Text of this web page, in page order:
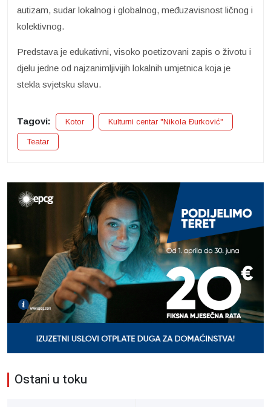
autizam, sudar lokalnog i globalnog, međuzavisnost ličnog i
kolektivnog.
Predstava je edukativni, visoko poetizovani zapis o životu i
djelu jedne od najzanimljivijih lokalnih umjetnica koja je
stekla svjetsku slavu.
Tagovi: Kotor Kulturni centar "Nikola Đurković"
Teatar
Ostani u toku